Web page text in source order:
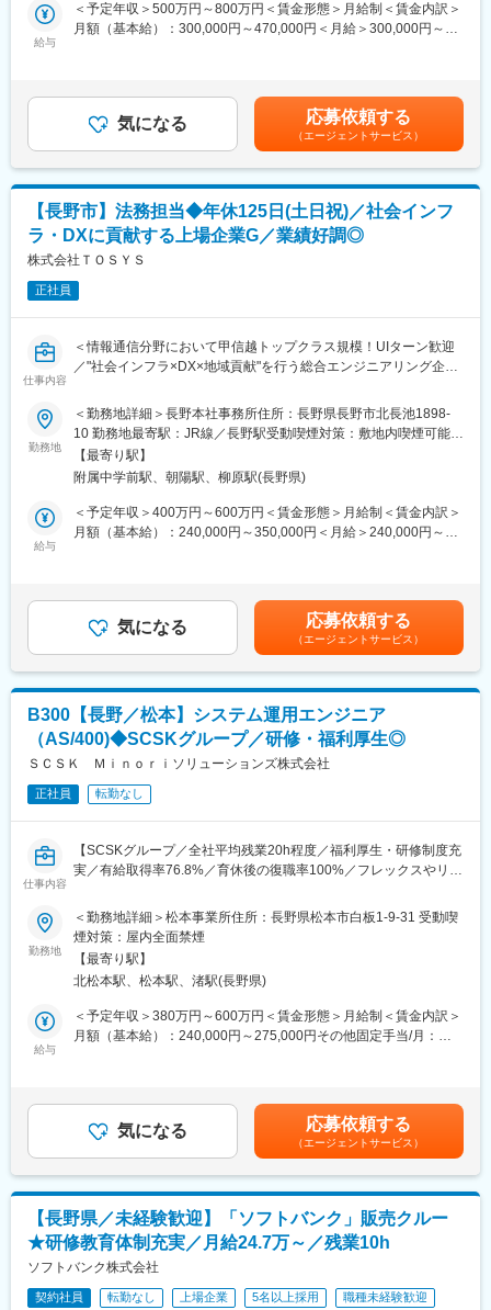
時間、コミュニケーションの概念を大きく様変わりさせ、「人、
物、金」だけではなく、「時間、情報、文化」等が重要な経営資
◇平均勤続年数15.2年と『長期的、かつ継続的に成長を目指せる
環境』を整えています。
・製品仕様の検討、作成（アプリやWebサービスを含めたシステ
・試作品評価、検証
・各種認証取得業務（無線機器の認証など）
■開発環境：
開発言語：C言語
開発環境：Keil μVision、e2 studio
ソース管理：GitLab
チャットツール：Slack
情報共有：Slack、Google Workspace、GitLab
■配属イメージ：
プロダクトエンジニアリング部への配属になります。
他の技術メンバーや他部署とも連携しながら業務を進めていきま
部門間の垣根が低く、上下関係も緩やかな職場なのでコミュニケ
ーションは取りやすいです。
業務は特定分野だけでなく、適性に合わせて様々な分野にも携わ
っていただきます。
■やりがい：
弊社の製品は、小型ながらも、温度測定や電源制御などのアナロ
新しい技術要素も常に模索し開拓していきますので、柔軟に対応
できるエンジニアの方々をお待ちしています。
■キャリア：
開発するのは自社オリジナルブランド製品の為、個々のスキルに
応じて、
ソフトウェア設計だけにとどまらず、ハードウェア設計、アプリ
やWebサービス、企画などにも関わることができます。
自分の影響力の範囲を限定せず、多面的に活躍したい方にはとて
変更の範囲：会社の定める業務
給与
＜予定年収＞500万円～800万円＜賃金形態＞月給制＜賃金内訳＞
月額（基本給）：300,000円～470,000円＜月給＞300,000円～
安の金額であり、選考を通じて上下する可能性があります。月給
(月額)は固定手当を含めた表記です。
気になる 応募依頼する
（エージェントサービス）
【長野市】法務担当◆年休125日(土日祝)／社会インフ
ラ・DXに貢献する上場企業G／業績好調◎
株式会社ＴＯＳＹＳ
正社員
仕事内容
＜情報通信分野において甲信越トップクラス規模！UIターン歓迎
／"社会インフラ×DX×地域貢献"を行う総合エンジニアリング企業
■採用背景：
会社の売上規模拡大に伴い、これまで総務部門・コンプライアン
ス推進室が担っていた法務領域を集約し、新たに法務部門の組織
化を行います。
伴って、部門長との2名体制を目指した募集となります。
お任せしていく業務は、これまでのご経験、スキル、希望する業
務に応じて調整しながら決定していく想定です。
（2）法規対応 … 建設業、通信業に関する法改正への対応
（3）紛争対応 … 外部弁護士との窓口含めたトラブル対応
（4）ガバナンス … クレーム対応、リスクマネジメント、AI利用
ポリシー整備、グループとの整合 など
＊その他、総務に関する業務も担当範囲となります。
■組織構成：
所属する総務人事部には、総務（3～4名）、人事（8名）、コン
プライアンス推進室（1名）および各部門長が所属しています。
法務部門においては部門長含め2名体制となり、担当業務によって
■当社について：
株式会社TOSYS（トーシス）は、コムシスグループの中核企業と
して、情報通信インフラの構築からITソリューション提供まで幅
主力事業は、光ファイバーや通信ネットワークなどの有線ネット
ワーク設備、携帯電話基地局などのモバイルネットワーク設備の
長年培った通信インフラ技術を強みに、信越エリアを中心に企業
や自治体のDX推進を支援し、地域社会の安全・安心な情報通信基
盤を支えるとともに、次世代のデジタル社会づくりに貢献してい
ます。
変更の範囲：会社の定める業務
勤務地
＜勤務地詳細＞長野本社事務所住所：長野県長野市北長池1898-
10 勤務地最寄駅：JR線／長野駅受動喫煙対策：敷地内喫煙可能場
所あり変更の範囲：会社の定める事業所（リモートワーク含む）
【最寄り駅】
附属中学前駅、朝陽駅、柳原駅(長野県)
給与
＜予定年収＞400万円～600万円＜賃金形態＞月給制＜賃金内訳＞
月額（基本給）：240,000円～350,000円＜月給＞240,000円～
気になる 応募依頼する
（エージェントサービス）
B300【長野／松本】システム運用エンジニア
（AS/400)◆SCSKグループ／研修・福利厚生◎
ＳＣＳＫ Ｍｉｎｏｒｉソリューションズ株式会社
正社員 転勤なし
仕事内容
【SCSKグループ／全社平均残業20h程度／福利厚生・研修制度充
実／有給取得率76.8%／育休後の復職率100%／フレックスやリモ
■業務内容：
顧客基幹システムのAS／400に関わる運用・保守業務全般をお任
せします。
・定期運用作業
・問い合わせ対応
・障害発生時の復旧作業
・IBM i（AS／400）
ことができます。日々の問い合わせ対応を通じて顧客の業務理解
が深まり、課題を発見しやすい環境です。
お客様の方からも意見を求められるほど関係性が強く、時には無
理難題が出ることもありますが、しっかりヒアリングしながら
「どうすれば解決できるか」を一緒に考えられる、やりがいある
ポジションです。
勤務地
＜勤務地詳細＞松本事業所住所：長野県松本市白板1-9-31 受動喫
煙対策：屋内全面禁煙
【最寄り駅】
北松本駅、松本駅、渚駅(長野県)
給与
＜予定年収＞380万円～600万円＜賃金形態＞月給制＜賃金内訳＞
月額（基本給）：240,000円～275,000円その他固定手当/月：
績賞与支給対象者は年1回（6月）＜年収内訳＞（基本給+業務手
当）×12ヶ月分+予定賞与その他固定手当（業務手当）は10～20時
間相当の時間外手当として支給します（超過分は追加支給）賃金
はあくまでも目安の金額であり、選考を通じて上下する可能性が
あります。月給(月額)は固定手当を含めた表記です。
気になる 応募依頼する
（エージェントサービス）
【長野県／未経験歓迎】「ソフトバンク」販売クルー
★研修教育体制充実／月給24.7万～／残業10h
ソフトバンク株式会社
契約社員 転勤なし 上場企業 5名以上採用 職種未経験歓迎